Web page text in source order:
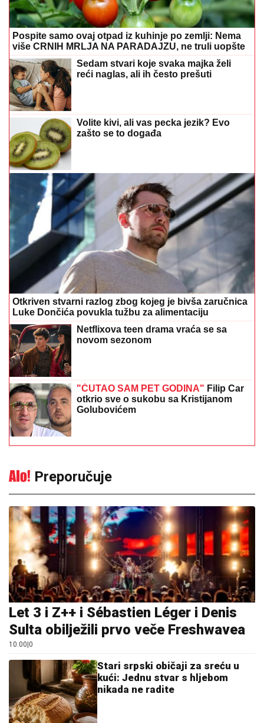
Pospite samo ovaj otpad iz kuhinje po zemlji: Nema
više CRNIH MRLJA NA PARADAJZU, ne truli uopšte
Sedam stvari koje svaka majka želi
reći naglas, ali ih često prešuti
Volite kivi, ali vas pecka jezik? Evo
zašto se to događa
Otkriven stvarni razlog zbog kojeg je bivša zaručnica
Luke Dončića povukla tužbu za alimentaciju
Netflixova teen drama vraća se sa
novom sezonom
"ĆUTAO SAM PET GODINA" Filip Car
otkrio sve o sukobu sa Kristijanom
Golubovićem
Preporučuje
Let 3 i Z++ i Sébastien Léger i Denis
Sulta obilježili prvo veče Freshwavea
10:00|0
Stari srpski običaji za sreću u
kući: Jednu stvar s hljebom
nikada ne radite